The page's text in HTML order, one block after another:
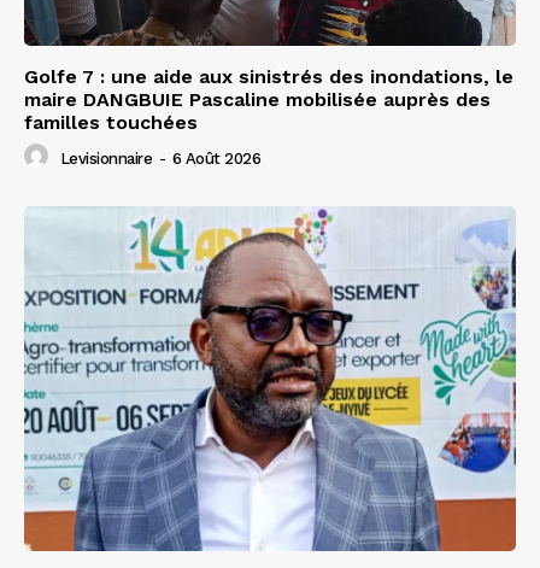
Golfe 7 : une aide aux sinistrés des inondations, le
maire DANGBUIE Pascaline mobilisée auprès des
familles touchées
Levisionnaire - 6 Août 2026